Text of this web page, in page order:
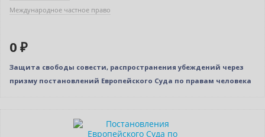
Международное частное право
0 ₽
Защита свободы совести, распространения убеждений через
призму постановлений Европейского Суда по правам человека